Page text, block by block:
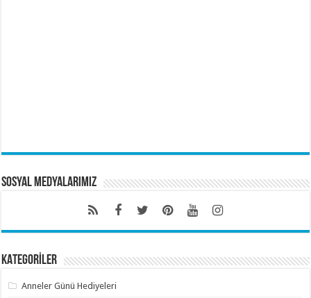
Sosyal Medyalarımız
KATEGORİLER
Anneler Günü Hediyeleri